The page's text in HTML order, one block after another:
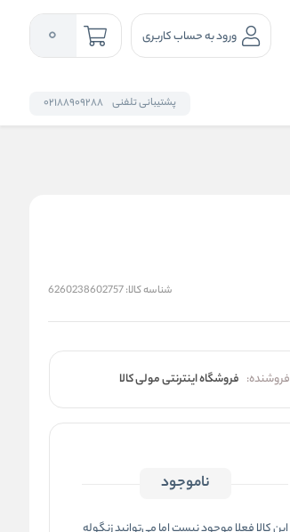
ورود به حساب کاربری 0
پشتیبانی تلفنی 02188909288
شناسه کالا:6260238602757
فروشنده: فروشگاه اینترنتی مولی کالا
ناموجود